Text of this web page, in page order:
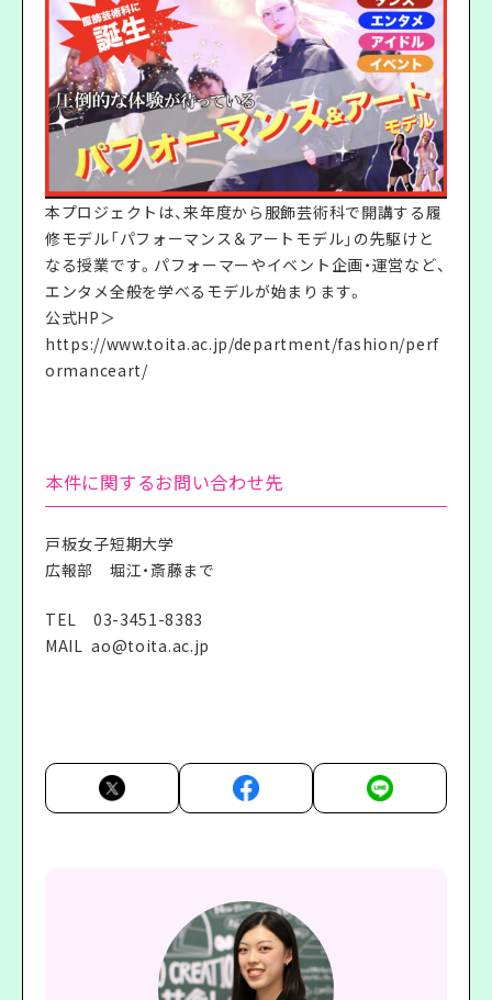
本プロジェクトは、来年度から服飾芸術科で開講する履
修モデル「パフォーマンス＆アートモデル」の先駆けと
なる授業です。パフォーマーやイベント企画・運営など、
エンタメ全般を学べるモデルが始まります。
公式HP＞
https://www.toita.ac.jp/department/fashion/perf
ormanceart/
本件に関するお問い合わせ先
戸板女子短期大学
広報部 堀江・斎藤まで
TEL 03-3451-8383
MAILao@toita.ac.jp